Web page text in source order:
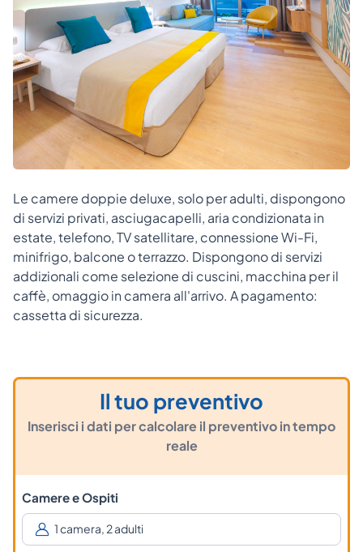
Le camere doppie deluxe, solo per adulti, dispongono
di servizi privati, asciugacapelli, aria condizionata in
estate, telefono, TV satellitare, connessione Wi-Fi,
minifrigo, balcone o terrazzo. Dispongono di servizi
addizionali come selezione di cuscini, macchina per il
caffè, omaggio in camera all'arrivo. A pagamento:
cassetta di sicurezza.
Il tuo preventivo
Inserisci i dati per calcolare il preventivo in tempo
reale
Camere e Ospiti